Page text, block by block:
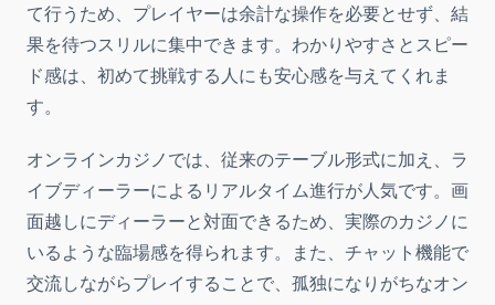
て行うため、プレイヤーは余計な操作を必要とせず、結
果を待つスリルに集中できます。わかりやすさとスピー
ド感は、初めて挑戦する人にも安心感を与えてくれま
す。
オンラインカジノでは、従来のテーブル形式に加え、ラ
イブディーラーによるリアルタイム進行が人気です。画
面越しにディーラーと対面できるため、実際のカジノに
いるような臨場感を得られます。また、チャット機能で
交流しながらプレイすることで、孤独になりがちなオン